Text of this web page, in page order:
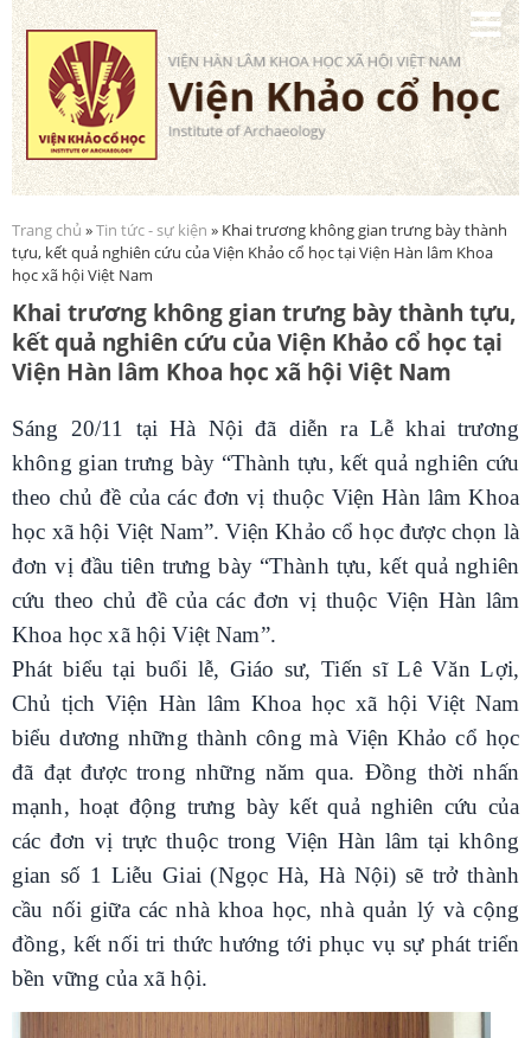
Nhảy
đến
nội
dung
Bạn đang ở đây
Trang chủ »Tin tức - sự kiện » Khai trương không gian trưng bày thành
tựu, kết quả nghiên cứu của Viện Khảo cổ học tại Viện Hàn lâm Khoa
học xã hội Việt Nam
Khai trương không gian trưng bày thành tựu,
kết quả nghiên cứu của Viện Khảo cổ học tại
Viện Hàn lâm Khoa học xã hội Việt Nam
Sáng 20/11 tại Hà Nội đã diễn ra Lễ khai trương
không gian trưng bày “Thành tựu, kết quả nghiên cứu
theo chủ đề của các đơn vị thuộc Viện Hàn lâm Khoa
học xã hội Việt Nam”. Viện Khảo cổ học được chọn là
đơn vị đầu tiên trưng bày “Thành tựu, kết quả nghiên
cứu theo chủ đề của các đơn vị thuộc Viện Hàn lâm
Khoa học xã hội Việt Nam”.
Phát biểu tại buổi lễ, Giáo sư, Tiến sĩ Lê Văn Lợi,
Chủ tịch Viện Hàn lâm Khoa học xã hội Việt Nam
biểu dương những thành công mà Viện Khảo cổ học
đã đạt được trong những năm qua. Đồng thời nhấn
mạnh, hoạt động trưng bày kết quả nghiên cứu của
các đơn vị trực thuộc trong Viện Hàn lâm tại không
gian số 1 Liễu Giai (Ngọc Hà, Hà Nội) sẽ trở thành
cầu nối giữa các nhà khoa học, nhà quản lý và cộng
đồng, kết nối tri thức hướng tới phục vụ sự phát triển
bền vững của xã hội.